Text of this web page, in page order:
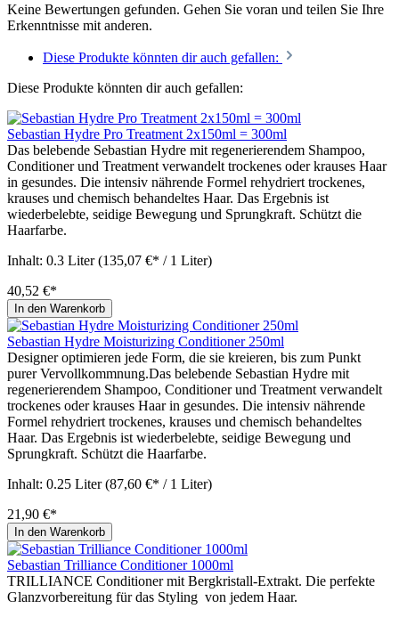
Keine Bewertungen gefunden. Gehen Sie voran und teilen Sie Ihre
Erkenntnisse mit anderen.
Diese Produkte könnten dir auch gefallen:
Diese Produkte könnten dir auch gefallen:
Sebastian Hydre Pro Treatment 2x150ml = 300ml
Das belebende Sebastian Hydre mit regenerierendem Shampoo,
Conditioner und Treatment verwandelt trockenes oder krauses Haar
in gesundes. Die intensiv nährende Formel rehydriert trockenes,
krauses und chemisch behandeltes Haar. Das Ergebnis ist
wiederbelebte, seidige Bewegung und Sprungkraft. Schützt die
Haarfarbe.
Inhalt: 0.3 Liter(135,07 €* / 1 Liter)
40,52 €*
In den Warenkorb
Sebastian Hydre Moisturizing Conditioner 250ml
Designer optimieren jede Form, die sie kreieren, bis zum Punkt
purer Vervollkommnung.Das belebende Sebastian Hydre mit
regenerierendem Shampoo, Conditioner und Treatment verwandelt
trockenes oder krauses Haar in gesundes. Die intensiv nährende
Formel rehydriert trockenes, krauses und chemisch behandeltes
Haar. Das Ergebnis ist wiederbelebte, seidige Bewegung und
Sprungkraft. Schützt die Haarfarbe.
Inhalt: 0.25 Liter(87,60 €* / 1 Liter)
21,90 €*
In den Warenkorb
Sebastian Trilliance Conditioner 1000ml
TRILLIANCE Conditioner mit Bergkristall-Extrakt. Die perfekte
Glanzvorbereitung für das Styling von jedem Haar.